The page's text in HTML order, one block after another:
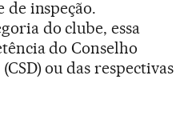
inspeção.
do clube, essa
do Conselho
ou das respectivas